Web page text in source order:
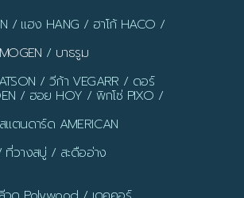
/ แฮง HANG / ฮาโก้ HACO /
/ บาธรูม
/ วีก้า VEGARR / ดอร์
/ ฮอย HOY / พิกโซ่ PIXO /
ตนดาร์ด AMERICAN
วางสบู่ / สะดืออ่าง